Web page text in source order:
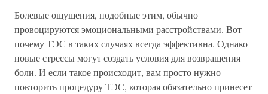
Болевые ощущения, подобные этим, обычно
провоцируются эмоциональными расстройствами. Вот
почему ТЭС в таких случаях всегда эффективна. Однако
новые стрессы могут создать условия для возвращения
боли. И если такое происходит, вам просто нужно
повторить процедуру ТЭС, которая обязательно принесет